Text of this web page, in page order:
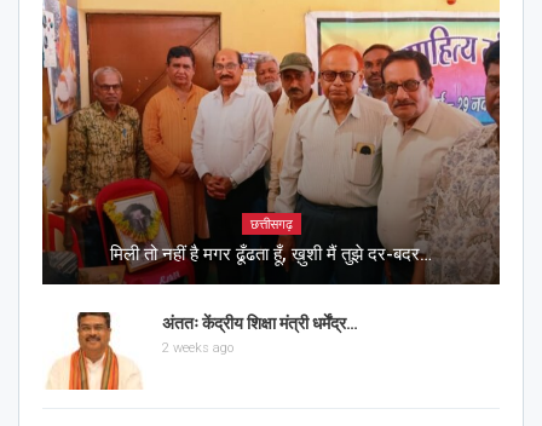
छत्तीसगढ़
मिली तो नहीं है मगर ढूँढता हूँ, ख़ुशी मैं तुझे दर-बदर…
अंततः केंद्रीय शिक्षा मंत्री धर्मेंद्र…
2 weeks ago